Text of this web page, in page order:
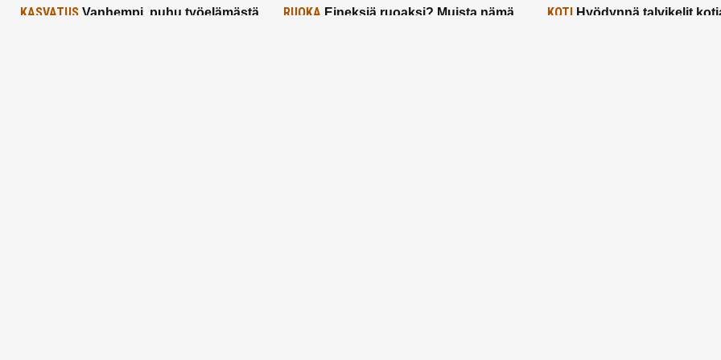
KASVATUS Vanhempi, puhu työelämästä
RUOKA Eineksiä ruoaksi? Muista nämä
KOTIHyödynnä talvikelit